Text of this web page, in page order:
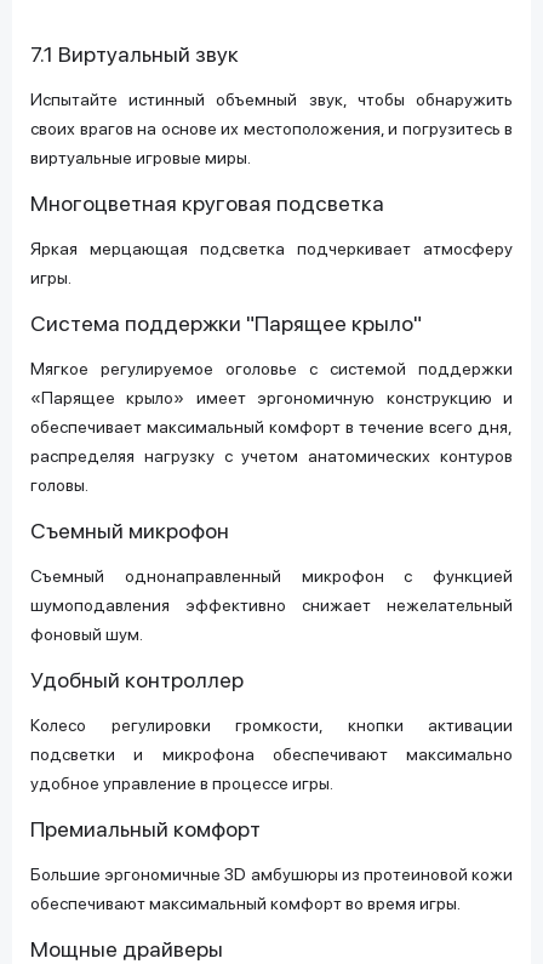
7.1 Виртуальный звук
Испытайте истинный объемный звук, чтобы обнаружить
своих врагов на основе их местоположения, и погрузитесь в
виртуальные игровые миры.
Многоцветная круговая подсветка
Яркая мерцающая подсветка подчеркивает атмосферу
игры.
Система поддержки "Парящее крыло"
Мягкое регулируемое оголовье с системой поддержки
«Парящее крыло» имеет эргономичную конструкцию и
обеспечивает максимальный комфорт в течение всего дня,
распределяя нагрузку с учетом анатомических контуров
головы.
Съемный микрофон
Съемный однонаправленный микрофон с функцией
шумоподавления эффективно снижает нежелательный
фоновый шум.
Удобный контроллер
Колесо регулировки громкости, кнопки активации
подсветки и микрофона обеспечивают максимально
удобное управление в процессе игры.
Премиальный комфорт
Большие эргономичные 3D амбушюры из протеиновой кожи
обеспечивают максимальный комфорт во время игры.
Мощные драйверы